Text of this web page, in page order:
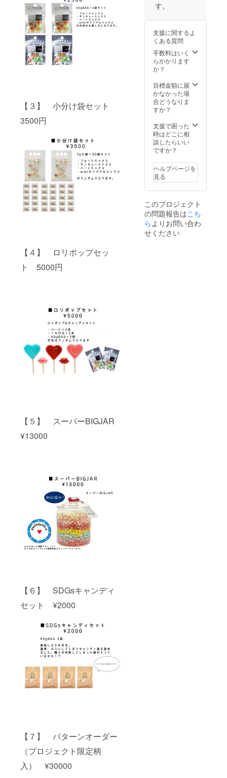
【３】 小分け袋セット
3500円
【４】 ロリポップセッ
ト 5000円
【５】 スーパーBIGJAR
¥13000
【６】 SDGsキャンディ
セット ¥2000
【７】 パターンオーダー
（プロジェクト限定柄
入） ¥30000
事項】
はなる
べくお
早めに
お召し
上がり
い閉じ
る
だきま
ザイン
決定
後、約
1ヶ月後
のお届
す。
【原材
料】 砂
糖、水
味料、
香料、
着色料
（赤
106、黄
4、黄
5、青
1、青
チタ
ン）
【内容
量】
30g×30
す。
支援に関するよ
くある質問
手数料はいく
らかかります
か？
目標金額に届
かなかった場
合どうなりま
すか？
支援で困った
時はどこに相
談したらいい
ですか？
ヘルプページを
見る
このプロジェクト
の問題報告はこち
ら よりお問い合わ
せください